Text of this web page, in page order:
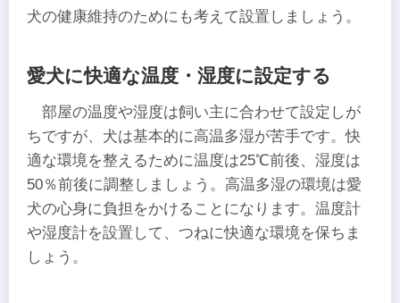
犬の健康維持のためにも考えて設置しましょう。
愛犬に快適な温度・湿度に設定する
部屋の温度や湿度は飼い主に合わせて設定しが
ちですが、犬は基本的に高温多湿が苦手です。快
適な環境を整えるために温度は25℃前後、湿度は
50％前後に調整しましょう。高温多湿の環境は愛
犬の心身に負担をかけることになります。温度計
や湿度計を設置して、つねに快適な環境を保ちま
しょう。